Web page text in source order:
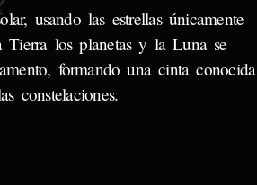
usando las estrellas únicamente
Tierra los planetas y la Luna se
formando una cinta conocida
constelaciones.